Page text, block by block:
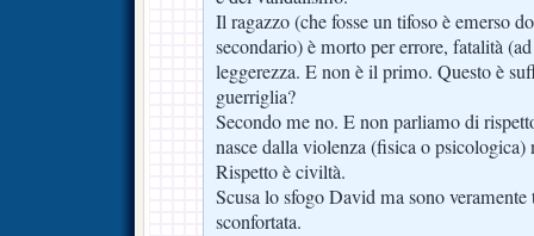
Il ragazzo (che fosse un tifoso è emerso
secondario) è morto per errore, fatalità
leggerezza. E non è il primo. Questo è
guerriglia?
Secondo me no. E non parliamo di
nasce dalla violenza (fisica o
Rispetto è civiltà.
Scusa lo sfogo David ma sono veramente
sconfortata.